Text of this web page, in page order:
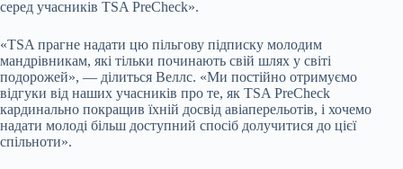
серед учасників TSA PreCheck».
«TSA прагне надати цю пільгову підписку молодим
мандрівникам, які тільки починають свій шлях у світі
подорожей», — ділиться Веллс. «Ми постійно отримуємо
відгуки від наших учасників про те, як TSA PreCheck
кардинально покращив їхній досвід авіаперельотів, і хочемо
надати молоді більш доступний спосіб долучитися до цієї
спільноти».